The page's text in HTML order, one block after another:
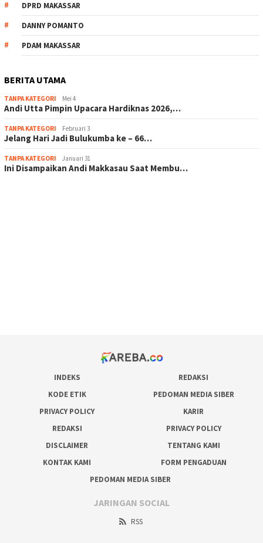
DPRD MAKASSAR
DANNY POMANTO
PDAM MAKASSAR
BERITA UTAMA
TANPA KATEGORI Mei 4
Andi Utta Pimpin Upacara Hardiknas 2026,…
TANPA KATEGORI Februari 3
Jelang Hari Jadi Bulukumba ke – 66…
TANPA KATEGORI Januari 31
Ini Disampaikan Andi Makkasau Saat Membu…
INDEKS
REDAKSI
KODE ETIK
PEDOMAN MEDIA SIBER
PRIVACY POLICY
KARIR
REDAKSI
PRIVACY POLICY
DISCLAIMER
TENTANG KAMI
KONTAK KAMI
FORM PENGADUAN
PEDOMAN MEDIA SIBER
JARINGAN SOCIAL
RSS